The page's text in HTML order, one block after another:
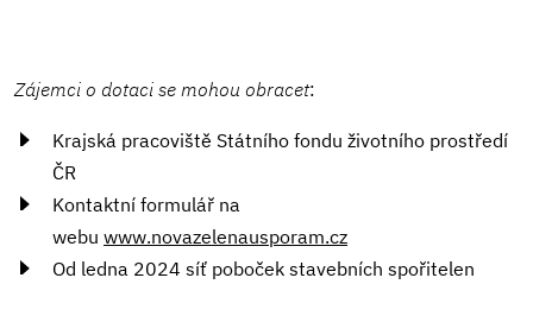
Zájemci o dotaci se mohou obracet:
Krajská pracoviště Státního fondu životního prostředí
ČR
Kontaktní formulář na
webu www.novazelenausporam.cz
Od ledna 2024 síť poboček stavebních spořitelen